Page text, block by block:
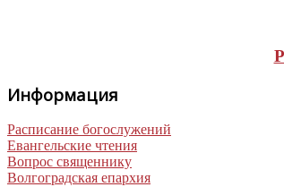
Информация
Расписание богослужений
Евангельские чтения
Вопрос священнику
Волгоградская епархия